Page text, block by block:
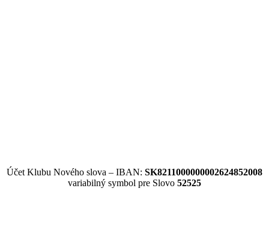
Účet Klubu Nového slova – IBAN: SK8211000000002624852008
variabilný symbol pre Slovo 52525